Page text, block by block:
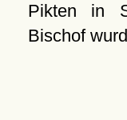
Pikten in
Bischof